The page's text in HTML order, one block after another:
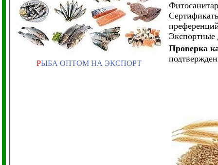
РЫБА ОПТОМ НА ЭКСПОРТ
Экспортные
Проверка